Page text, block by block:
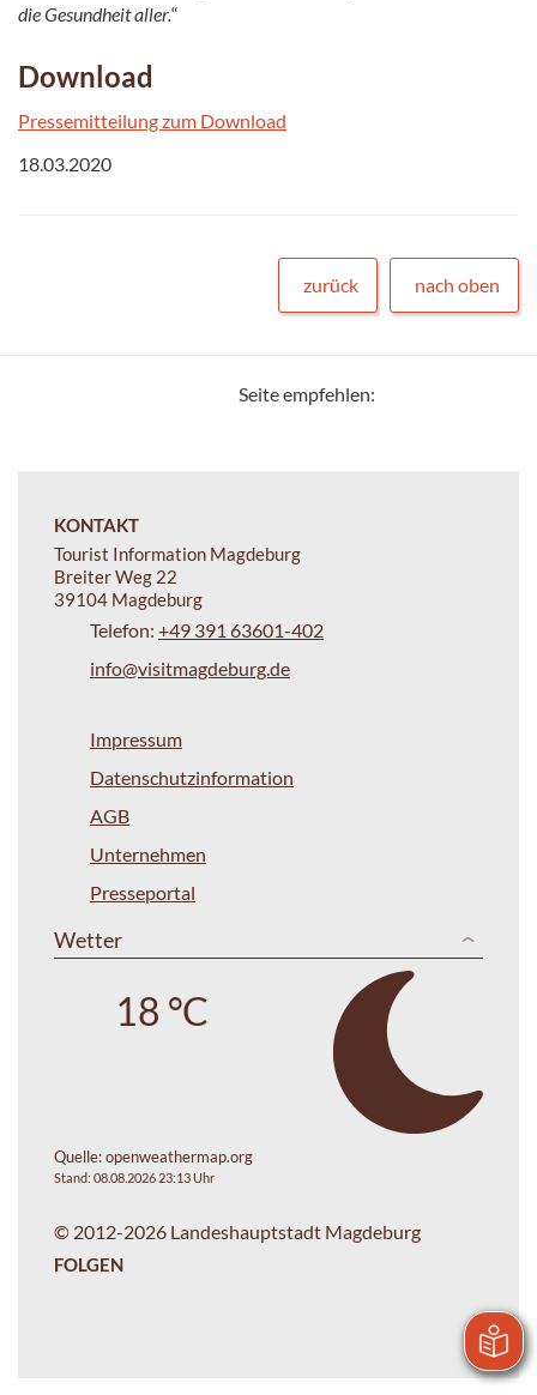
die Gesundheit aller.“
Download
Pressemitteilung zum Download
18.03.2020
zurück nach oben
Seite empfehlen:
KONTAKT
Tourist Information Magdeburg
Breiter Weg 22
39104 Magdeburg
Telefon: +49 391 63601-402
info@visitmagdeburg.de
Impressum
Datenschutzinformation
AGB
Unternehmen
Presseportal
Wetter
18 °C
Quelle:openweathermap.org
Stand: 08.08.2026 23:13 Uhr
© 2012-2026 Landeshauptstadt Magdeburg
FOLGEN